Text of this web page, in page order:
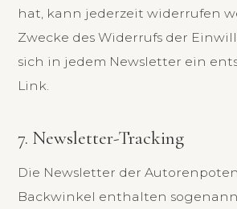
hat, kann jederzeit widerrufen
Zwecke des Widerrufs der
sich in jedem Newsletter ein
Link.
7. Newsletter-Tracking
Die Newsletter der
Backwinkel enthalten